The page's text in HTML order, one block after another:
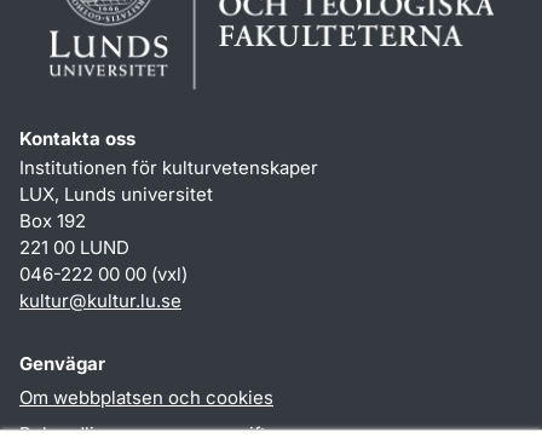
Kontakta oss
Institutionen för kulturvetenskaper
LUX, Lunds universitet
Box 192
221 00 LUND
046-222 00 00 (vxl)
kultur@kultur.lu.se
Genvägar
Om webbplatsen och cookies
Behandling av personuppgifter